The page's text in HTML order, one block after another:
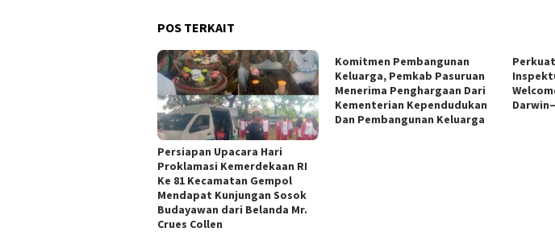
POS TERKAIT
Persiapan Upacara Hari
Proklamasi Kemerdekaan RI
Ke 81 Kecamatan Gempol
Mendapat Kunjungan Sosok
Budayawan dari Belanda Mr.
Crues Collen
Komitmen Pembangunan
Keluarga, Pemkab Pasuruan
Menerima Penghargaan Dari
Kementerian Kependudukan
Dan Pembangunan Keluarga